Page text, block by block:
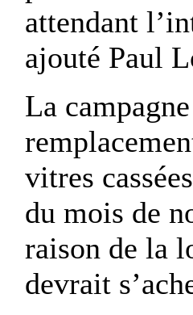
attendant
ajouté Paul
La
vitres
du mois de
raison de la
devrait